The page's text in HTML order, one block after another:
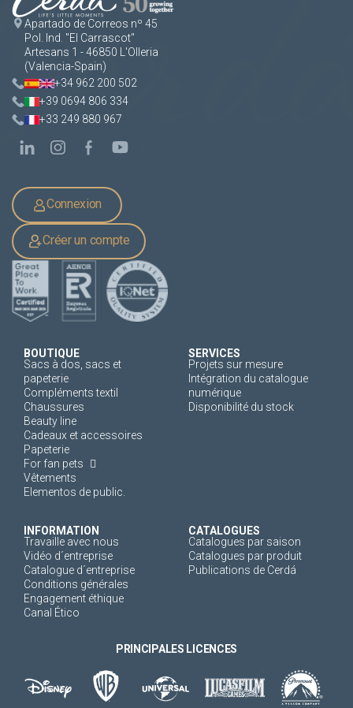
Apartado de Correos nº 45
Pol. Ind. "El Carrascot"
Artesans 1 - 46850 L'Olleria
(Valencia-Spain)
+34 962 200 502
+39 0694 806 334
+33 249 880 967
Connexion
Créer un compte
BOUTIQUE
Sacs à dos, sacs et
papeterie
Compléments textil
Chaussures
Beauty line
Cadeaux et accessoires
Papeterie
For fan pets
Vêtements
Elementos de public.
SERVICES
Projets sur mesure
Intégration du catalogue
numérique
Disponibilité du stock
INFORMATION
Travaille avec nous
Vidéo d´entreprise
Catalogue d´entreprise
Conditions générales
Engagement éthique
Canal Ético
CATALOGUES
Catalogues par saison
Catalogues par produit
Publications de Cerdá
PRINCIPALES LICENCES